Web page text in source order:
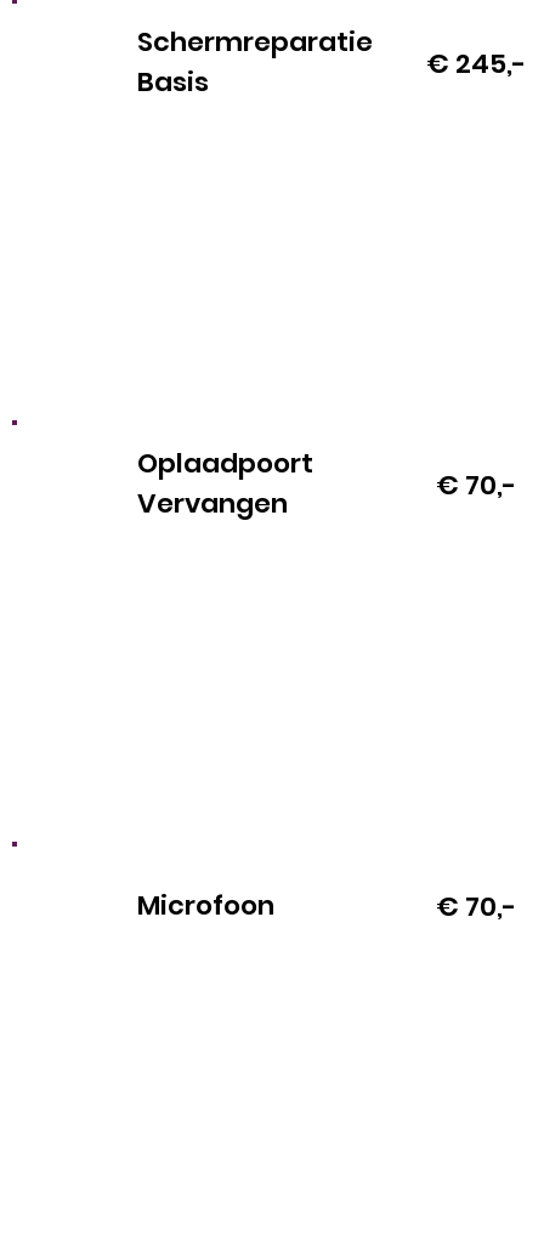
Schermreparatie
Basis
€ 245,-
Oplaadpoort
Vervangen
€ 70,-
Microfoon € 70,-